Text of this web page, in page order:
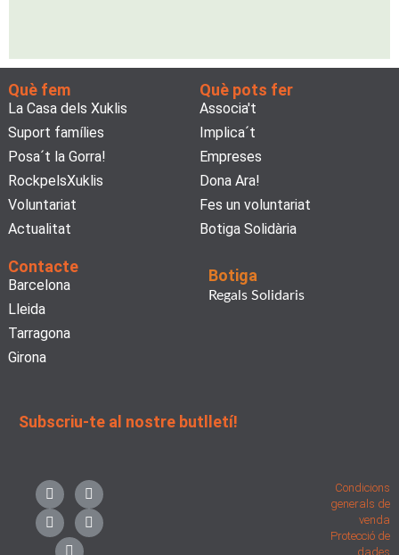
Què fem
La Casa dels Xuklis
Suport famílies
Posa´t la Gorra!
RockpelsXuklis
Voluntariat
Actualitat
Què pots fer
Associa't
Implica´t
Empreses
Dona Ara!
Fes un voluntariat
Botiga Solidària
Contacte
Barcelona
Lleida
Tarragona
Girona
Botiga
Regals Solidaris
Subscriu-te al nostre butlletí!
F
a
c
e
b
X
-
t
w
I
n
s
t
Y
o
u
t
L
k
e
Condicions
generals de
venda
Protecció de
dades